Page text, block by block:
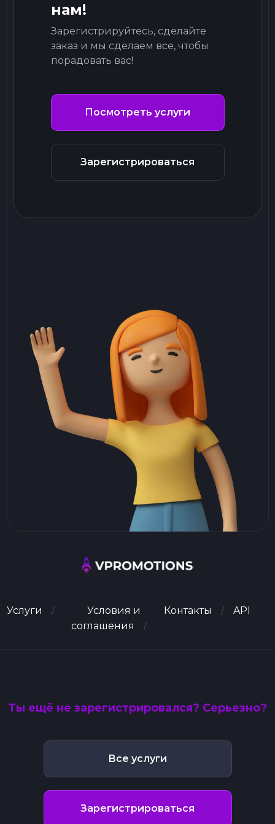
нам!
Зарегистрируйтесь, сделайте
заказ и мы сделаем все, чтобы
порадовать вас!
Посмотреть услуги
Зарегистрироваться
Услуги
Условия и
соглашения
Контакты API
Ты ещё не зарегистрировался? Серьезно?
Все услуги
Зарегистрироваться